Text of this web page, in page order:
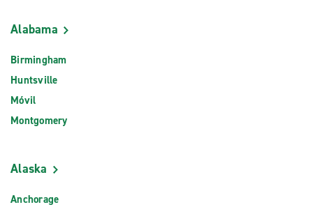
Alabama
Birmingham
Huntsville
Móvil
Montgomery
Alaska
Anchorage